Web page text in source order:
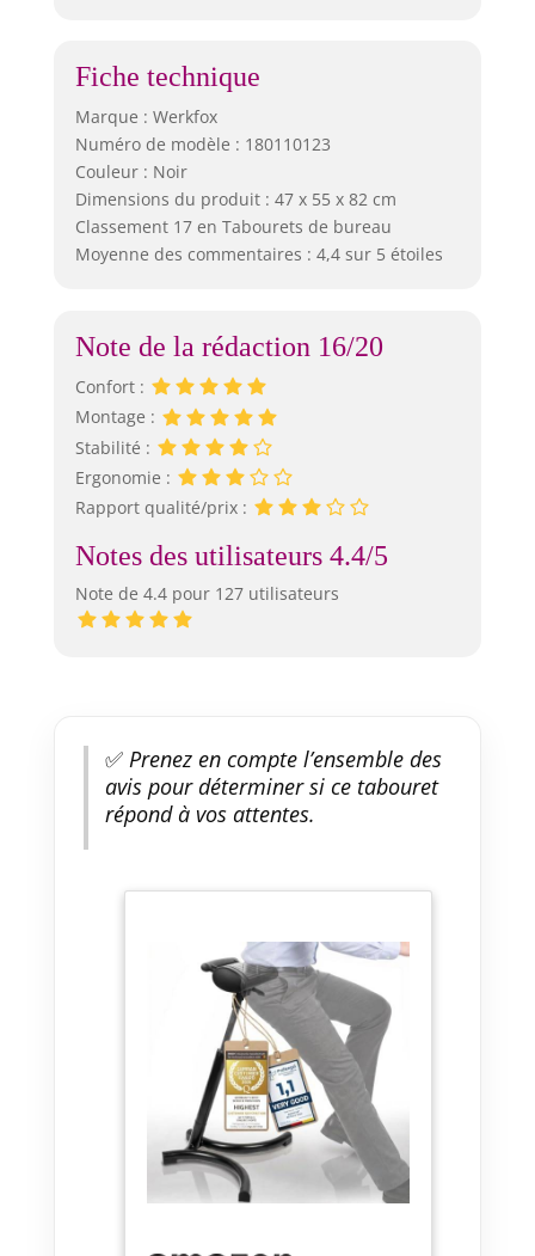
Fiche technique
Marque : Werkfox
Numéro de modèle : 180110123
Couleur : Noir
Dimensions du produit : 47 x 55 x 82 cm
Classement 17 en Tabourets de bureau
Moyenne des commentaires : 4,4 sur 5 étoiles
Note de la rédaction 16/20
Confort :
Montage :
Stabilité :
Ergonomie :
Rapport qualité/prix :
Notes des utilisateurs 4.4/5
Note de 4.4 pour 127 utilisateurs
✅Prenez en compte l’ensemble des
avis pour déterminer si ce tabouret
répond à vos attentes.